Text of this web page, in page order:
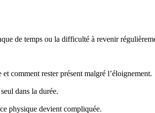
de temps ou la difficulté à revenir
comment rester présent malgré l’éloignement.
dans la durée.
physique devient compliquée.